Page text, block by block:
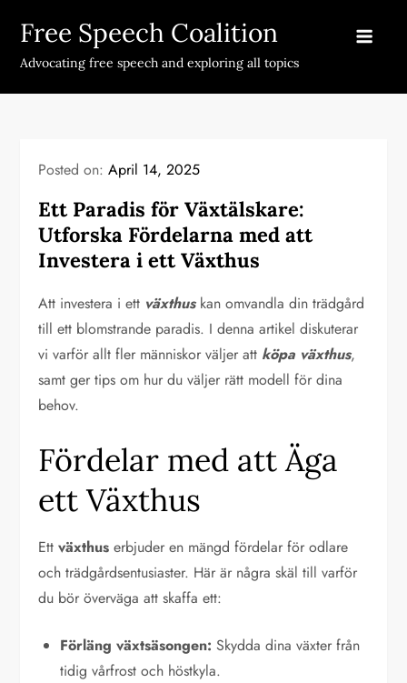
content
Free Speech Coalition
Advocating free speech and exploring all topics
Posted on:April 14, 2025
Ett Paradis för Växtälskare:
Utforska Fördelarna med att
Investera i ett Växthus
Att investera i ett växthuskan omvandla din trädgård
till ett blomstrande paradis. I denna artikel diskuterar
vi varför allt fler människor väljer att köpa växthus,
samt ger tips om hur du väljer rätt modell för dina
behov.
Fördelar med att Äga
ett Växthus
Ettväxthus erbjuder en mängd fördelar för odlare
och trädgårdsentusiaster. Här är några skäl till varför
du bör överväga att skaffa ett:
Förläng växtsäsongen: Skydda dina växter från
tidig vårfrost och höstkyla.